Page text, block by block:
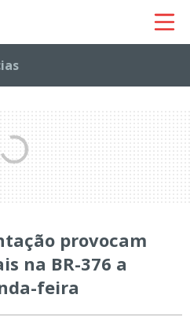
provocam
na BR-376 a
feira